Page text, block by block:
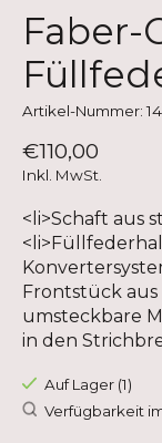
Faber-
Artikel-Nummer:
€110,00
Inkl. MwSt.
<li>Schaft aus
Frontstück
umsteckbare
in den
Auf Lager (1)
Verfügbarkeit